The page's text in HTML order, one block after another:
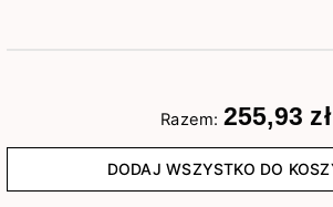
Razem: 255,93 zł
DODAJ WSZYSTKO DO